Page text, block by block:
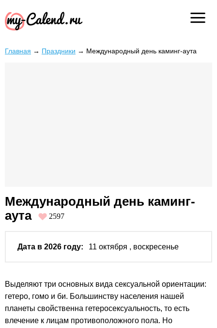
Главная → Праздники → Международный день каминг-аута
Международный день каминг-
аута
2597
Дата в 2026 году: 11 октября , воскресенье
Выделяют три основных вида сексуальной ориентации:
гетеро, гомо и би. Большинству населения нашей
планеты свойственна гетеросексуальность, то есть
влечение к лицам противоположного пола. Но